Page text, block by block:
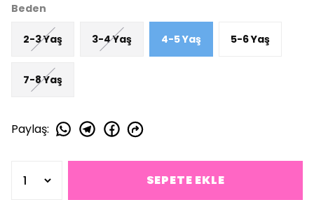
Beden
2-3 Yaş 3-4 Yaş 4-5 Yaş 5-6 Yaş
7-8 Yaş
Paylaş:
SEPETE EKLE